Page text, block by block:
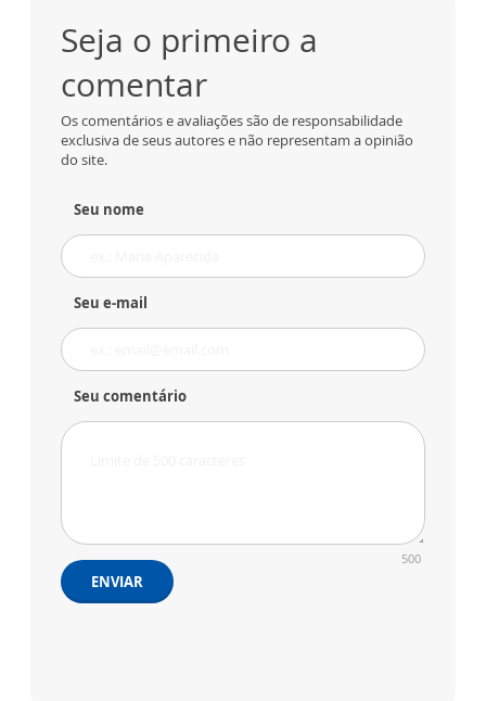
Seja o primeiro a
comentar
Os comentários e avaliações são de responsabilidade
exclusiva de seus autores e não representam a opinião
do site.
Seu nome
Seu e-mail
Seu comentário
500
ENVIAR